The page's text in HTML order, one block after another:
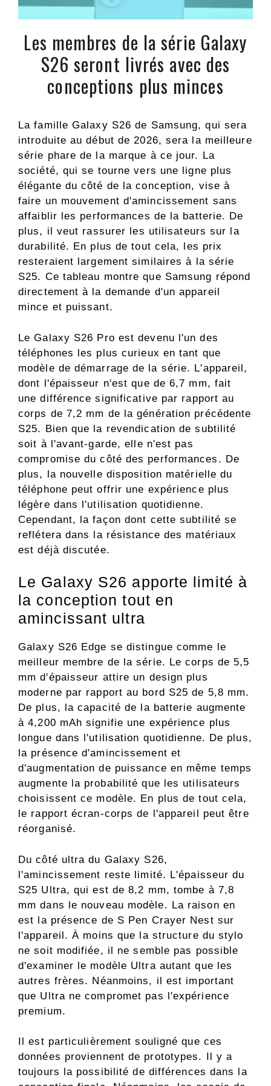
Les membres de la série Galaxy
S26 seront livrés avec des
conceptions plus minces
La famille Galaxy S26 de Samsung, qui sera
introduite au début de 2026, sera la meilleure
série phare de la marque à ce jour. La
société, qui se tourne vers une ligne plus
élégante du côté de la conception, vise à
faire un mouvement d'amincissement sans
affaiblir les performances de la batterie. De
plus, il veut rassurer les utilisateurs sur la
durabilité. En plus de tout cela, les prix
resteraient largement similaires à la série
S25. Ce tableau montre que Samsung répond
directement à la demande d'un appareil
mince et puissant.
Le Galaxy S26 Pro est devenu l'un des
téléphones les plus curieux en tant que
modèle de démarrage de la série. L'appareil,
dont l'épaisseur n'est que de 6,7 mm, fait
une différence significative par rapport au
corps de 7,2 mm de la génération précédente
S25. Bien que la revendication de subtilité
soit à l'avant-garde, elle n'est pas
compromise du côté des performances. De
plus, la nouvelle disposition matérielle du
téléphone peut offrir une expérience plus
légère dans l'utilisation quotidienne.
Cependant, la façon dont cette subtilité se
reflétera dans la résistance des matériaux
est déjà discutée.
Le Galaxy S26 apporte limité à
la conception tout en
amincissant ultra
Galaxy S26 Edge se distingue comme le
meilleur membre de la série. Le corps de 5,5
mm d'épaisseur attire un design plus
moderne par rapport au bord S25 de 5,8 mm.
De plus, la capacité de la batterie augmente
à 4,200 mAh signifie une expérience plus
longue dans l'utilisation quotidienne. De plus,
la présence d'amincissement et
d'augmentation de puissance en même temps
augmente la probabilité que les utilisateurs
choisissent ce modèle. En plus de tout cela,
le rapport écran-corps de l'appareil peut être
réorganisé.
Du côté ultra du Galaxy S26,
l'amincissement reste limité. L'épaisseur du
S25 Ultra, qui est de 8,2 mm, tombe à 7,8
mm dans le nouveau modèle. La raison en
est la présence de S Pen Crayer Nest sur
l'appareil. À moins que la structure du stylo
ne soit modifiée, il ne semble pas possible
d'examiner le modèle Ultra autant que les
autres frères. Néanmoins, il est important
que Ultra ne compromet pas l'expérience
premium.
Il est particulièrement souligné que ces
données proviennent de prototypes. Il y a
toujours la possibilité de différences dans la